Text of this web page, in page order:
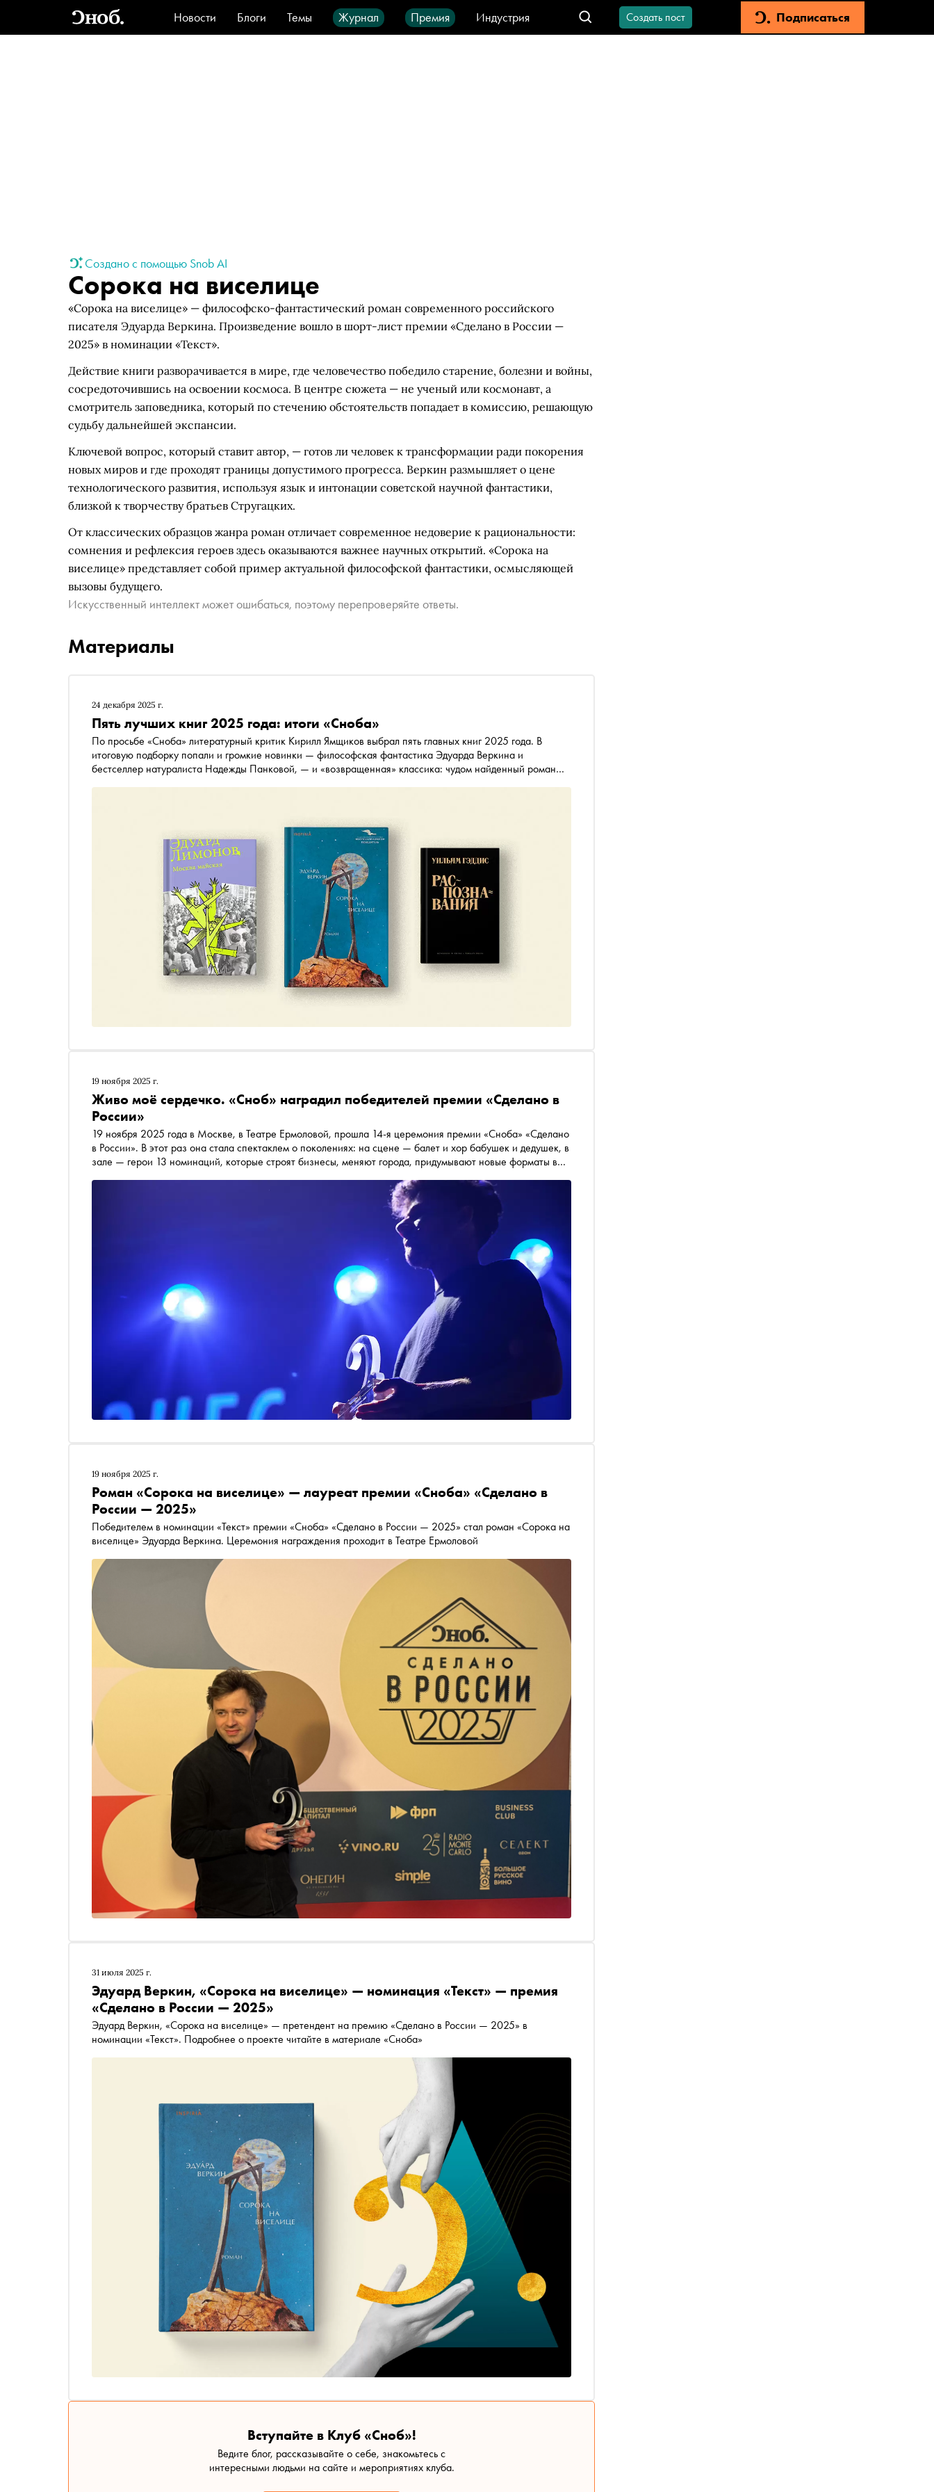
Новости Блоги Темы Журнал Премия
Индустрия
Стиль
Видео Город IT-продукты
Создать пост Подписаться
Создано с помощью Snob AI
Сорока на виселице
«Сорока на виселице» — философско-фантастический роман современного российского
писателя Эдуарда Веркина. Произведение вошло в шорт-лист премии «Сделано в России —
2025» в номинации «Текст».
Действие книги разворачивается в мире, где человечество победило старение, болезни и войны,
сосредоточившись на освоении космоса. В центре сюжета — не ученый или космонавт, а
смотритель заповедника, который по стечению обстоятельств попадает в комиссию, решающую
судьбу дальнейшей экспансии.
Ключевой вопрос, который ставит автор, — готов ли человек к трансформации ради покорения
новых миров и где проходят границы допустимого прогресса. Веркин размышляет о цене
технологического развития, используя язык и интонации советской научной фантастики,
близкой к творчеству братьев Стругацких.
От классических образцов жанра роман отличает современное недоверие к рациональности:
сомнения и рефлексия героев здесь оказываются важнее научных открытий. «Сорока на
виселице» представляет собой пример актуальной философской фантастики, осмысляющей
вызовы будущего.
Искусственный интеллект может ошибаться, поэтому перепроверяйте ответы.
Материалы
24 декабря 2025 г.
Пять лучших книг 2025 года: итоги «Сноба»
По просьбе «Сноба» литературный критик Кирилл Ямщиков выбрал пять главных книг 2025 года. В
итоговую подборку попали и громкие новинки — философская фантастика Эдуарда Веркина и
бестселлер натуралиста Надежды Панковой, — и «возвращенная» классика: чудом найденный роман
19 ноября 2025 г.
Живо моё сердечко. «Сноб» наградил победителей премии «Сделано в
России»
19 ноября 2025 года в Москве, в Театре Ермоловой, прошла 14-я церемония премии «Сноба» «Сделано
в России». В этот раз она стала спектаклем о поколениях: на сцене — балет и хор бабушек и дедушек, в
зале — герои 13 номинаций, которые строят бизнесы, меняют города, придумывают новые форматы в
19 ноября 2025 г.
Роман «Сорока на виселице» — лауреат премии «Сноба» «Сделано в
России — 2025»
Победителем в номинации «Текст» премии «Сноба» «Сделано в России — 2025» стал роман «Сорока на
виселице» Эдуарда Веркина. Церемония награждения проходит в Театре Ермоловой
31 июля 2025 г.
Эдуард Веркин, «Сорока на виселице» — номинация «Текст» — премия
«Сделано в России — 2025»
Эдуард Веркин, «Сорока на виселице» — претендент на премию «Сделано в России — 2025» в
номинации «Текст». Подробнее о проекте читайте в материале «Сноба»
Вступайте в Клуб «Сноб»!
Ведите блог, рассказывайте о себе, знакомьтесь с
интересными людьми на сайте и мероприятиях клуба.